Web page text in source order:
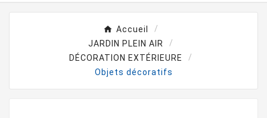
Accueil
JARDIN PLEIN AIR
DÉCORATION EXTÉRIEURE
Objets décoratifs